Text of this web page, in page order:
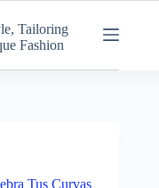
Tailoring
Fashion
Tus Curvas